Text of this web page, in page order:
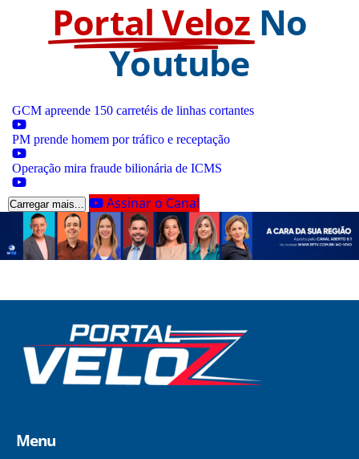
Portal Veloz No
Youtube
GCM apreende 150 carretéis de linhas cortantes
PM prende homem por tráfico e receptação
Operação mira fraude bilionária de ICMS
Carregar mais... Assinar o Canal
Menu